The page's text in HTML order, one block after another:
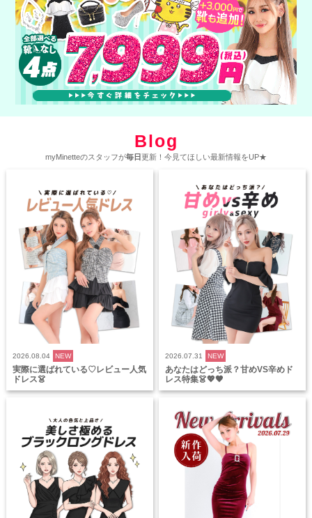
Blog
myMinetteのスタッフが毎日更新！今見てほしい最新情報をUP★
2026.08.04 NEW
実際に選ばれている♡レビュー人気
ドレス👗
2026.07.31 NEW
あなたはどっち派？甘めVS辛めド
レス特集👗💖🖤